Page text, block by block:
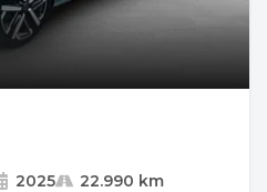
2025
22.990 km